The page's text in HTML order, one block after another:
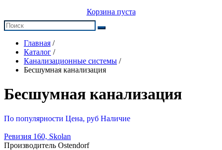
Корзина пуста
Главная /
Каталог /
Канализационные системы /
Бесшумная канализация
Бесшумная канализация
По популярности Цена, руб Наличие
Ревизия 160, Skolan
Производитель Ostendorf